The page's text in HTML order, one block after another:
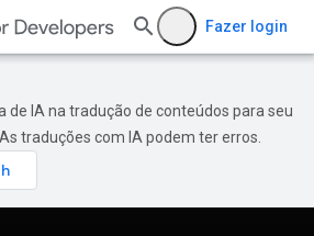
Fazer login
de IA na tradução de conteúdos para seu
traduções com IA podem ter erros.